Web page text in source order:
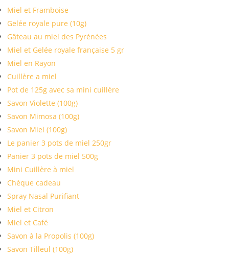
Miel et Framboise
Gelée royale pure (10g)
Gâteau au miel des Pyrénées
Miel et Gelée royale française 5 gr
Miel en Rayon
Cuillère a miel
Pot de 125g avec sa mini cuillère
Savon Violette (100g)
Savon Mimosa (100g)
Savon Miel (100g)
Le panier 3 pots de miel 250gr
Panier 3 pots de miel 500g
Mini Cuillère à miel
Chèque cadeau
Spray Nasal Purifiant
Miel et Citron
Miel et Café
Savon à la Propolis (100g)
Savon Tilleul (100g)